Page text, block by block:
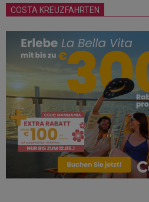
COSTA KREUZFAHRTEN